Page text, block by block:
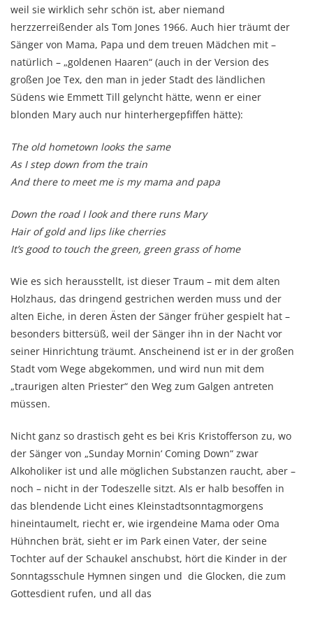
weil sie wirklich sehr schön ist, aber niemand
herzzerreißender als Tom Jones 1966. Auch hier träumt der
Sänger von Mama, Papa und dem treuen Mädchen mit –
natürlich – „goldenen Haaren“ (auch in der Version des
großen Joe Tex, den man in jeder Stadt des ländlichen
Südens wie Emmett Till gelyncht hätte, wenn er einer
blonden Mary auch nur hinterhergepfiffen hätte):
The old hometown looks the same
As I step down from the train
And there to meet me is my mama and papa
Down the road I look and there runs Mary
Hair of gold and lips like cherries
It’s good to touch the green, green grass of home
Wie es sich herausstellt, ist dieser Traum – mit dem alten
Holzhaus, das dringend gestrichen werden muss und der
alten Eiche, in deren Ästen der Sänger früher gespielt hat –
besonders bittersüß, weil der Sänger ihn in der Nacht vor
seiner Hinrichtung träumt. Anscheinend ist er in der großen
Stadt vom Wege abgekommen, und wird nun mit dem
„traurigen alten Priester“ den Weg zum Galgen antreten
müssen.
Nicht ganz so drastisch geht es bei Kris Kristofferson zu, wo
der Sänger von „Sunday Mornin‘ Coming Down“ zwar
Alkoholiker ist und alle möglichen Substanzen raucht, aber –
noch – nicht in der Todeszelle sitzt. Als er halb besoffen in
das blendende Licht eines Kleinstadtsonntagmorgens
hineintaumelt, riecht er, wie irgendeine Mama oder Oma
Hühnchen brät, sieht er im Park einen Vater, der seine
Tochter auf der Schaukel anschubst, hört die Kinder in der
Sonntagsschule Hymnen singen und die Glocken, die zum
Gottesdient rufen, und all das